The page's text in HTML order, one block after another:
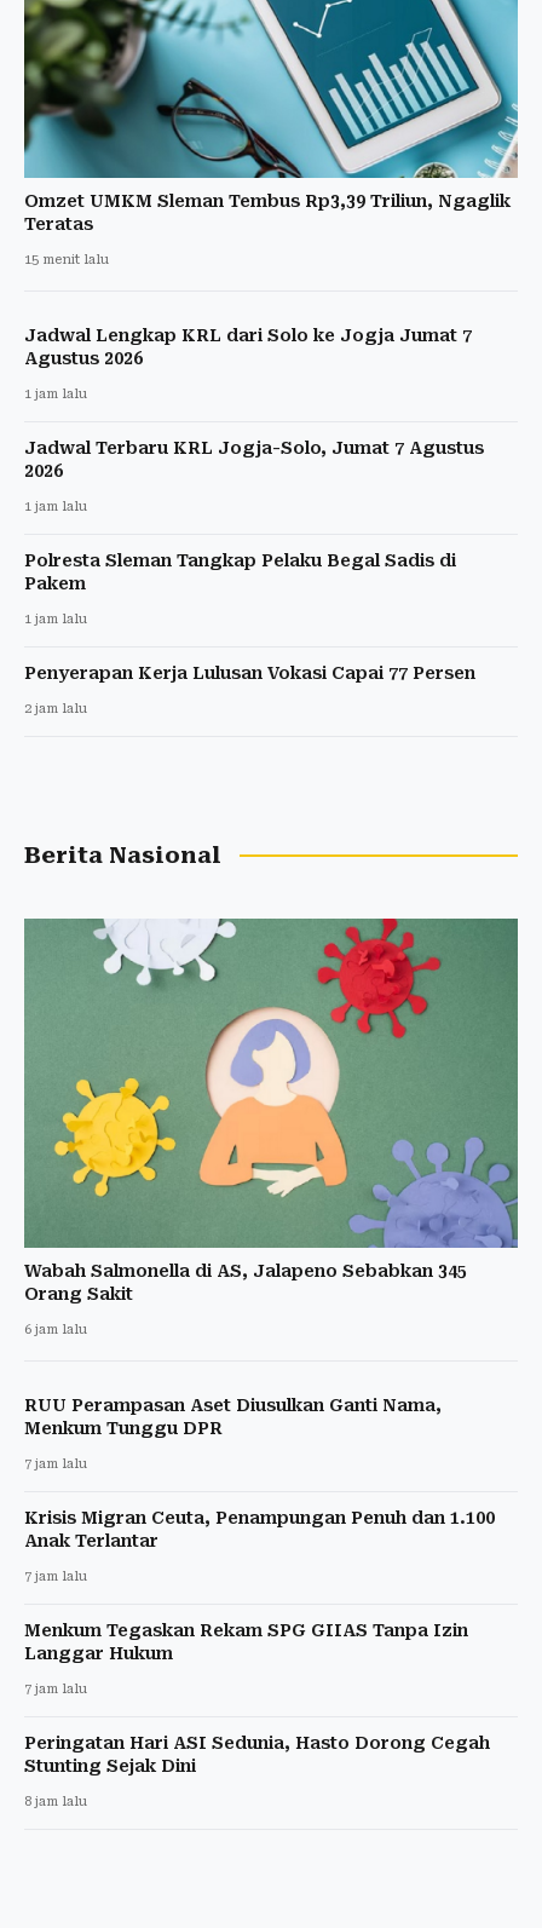
Omzet UMKM Sleman Tembus Rp3,39 Triliun, Ngaglik
Teratas
15 menit lalu
Jadwal Lengkap KRL dari Solo ke Jogja Jumat 7
Agustus 2026
1 jam lalu
Jadwal Terbaru KRL Jogja-Solo, Jumat 7 Agustus
2026
1 jam lalu
Polresta Sleman Tangkap Pelaku Begal Sadis di
Pakem
1 jam lalu
Penyerapan Kerja Lulusan Vokasi Capai 77 Persen
2 jam lalu
Berita Nasional
Wabah Salmonella di AS, Jalapeno Sebabkan 345
Orang Sakit
6 jam lalu
RUU Perampasan Aset Diusulkan Ganti Nama,
Menkum Tunggu DPR
7 jam lalu
Krisis Migran Ceuta, Penampungan Penuh dan 1.100
Anak Terlantar
7 jam lalu
Menkum Tegaskan Rekam SPG GIIAS Tanpa Izin
Langgar Hukum
7 jam lalu
Peringatan Hari ASI Sedunia, Hasto Dorong Cegah
Stunting Sejak Dini
8 jam lalu